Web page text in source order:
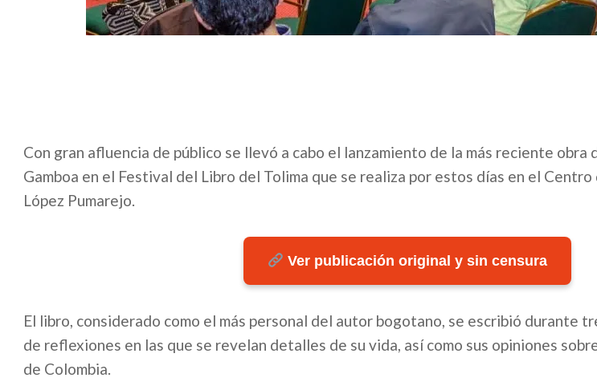
Con gran afluencia de público se llevó a cabo el lanzamiento de la más reciente
Gamboa en el Festival del Libro del Tolima que se realiza por estos días en el
López Pumarejo.
Ver publicación original y sin censura
El libro, considerado como el más personal del autor bogotano, se escribió durante
de reflexiones en las que se revelan detalles de su vida, así como sus opiniones
de Colombia.